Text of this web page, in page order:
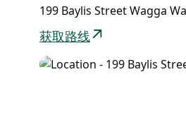
199 Baylis Street Wagga
获取路线